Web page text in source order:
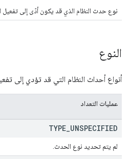
نوع حدث النظام الذي قد يكون أدّى إلى تفعيل
النوع
أنواع أحداث النظام التي قد تؤدي إلى
عمليات التعداد
TYPE UNSPECIFIED
لم يتم تحديد نوع الحدث.